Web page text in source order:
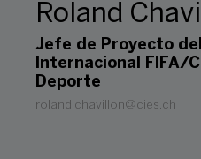
Roland
Jefe de Proyecto
Internacional FIFA/
Deporte
roland.chavillon@cies.ch